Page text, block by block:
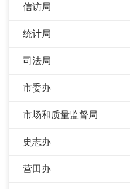
信访局
统计局
司法局
市委办
市场和质量监督局
史志办
营田办